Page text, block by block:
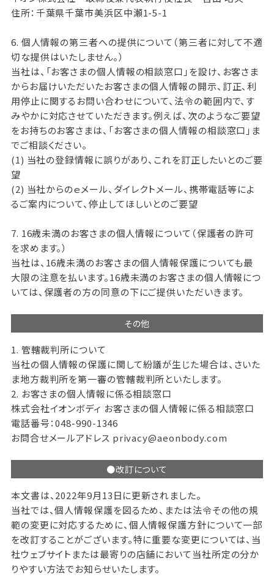
住所：千葉県千葉市美浜区中瀬1-5-1
6. 個人情報の第三者への提供について（第三者に対して不適
切な提供はいたしません。）
当社は、「お客さまの個人情報の相談窓口」を設け、お客さま
からお届けいただいたお客さまの個人情報の開示、訂正、利
用停止に関するお問い合わせについて、法令の範囲内で、す
みやかに対応させていただきます。例えば、次のようなご要望
をお持ちのお客さまは、「お客さまの個人情報の相談窓口」ま
でご相談ください。
(1) 当社の登録情報に誤りがあり、これを訂正したいとのご要
望
(2) 当社からのｅメール、ダイレクトメール、携帯電話等によ
るご案内について、停止してほしいとのご要望
7. 16歳未満のお客さまの個人情報について（保護者の許可
を求めます。）
当社は、16歳未満のお客さまの個人情報保護についても最
大限の注意を払います。16歳未満のお客さまの個人情報につ
いては、保護者の方の同意の下にご提供いただいきます。
その他
1. 管轄裁判所について
当社の個人情報の保護に関して紛議が生じた場合は、さいた
ま地方裁判所を第一審の管轄裁判所といたします。
2. お客さまの個人情報に係る相談窓口
株式会社イオンボディ お客さまの個人情報に係る相談窓口
電話番号：048-990-1346
お問合せメールアドレス privacy@aeonbody.com
●改訂について
本文書は、2022年9月13日に更新されました。
当社では、個人情報保護を図るため、または法令その他の規
範の変更に対応するために、個人情報保護方針について一部
を改訂することがございます。特に重要な変更については、当
社ウェブサイトまたは最寄りの店舗において当社所定の分か
りやすい方法でお知らせいたします。